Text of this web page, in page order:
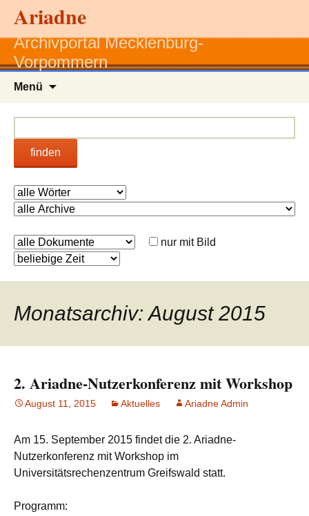
Ariadne
Archivportal Mecklenburg-
Vorpommern
Menü
finden
nur mit Bild
Monatsarchiv: August 2015
2. Ariadne-Nutzerkonferenz mit Workshop
August 11, 2015 Aktuelles Ariadne Admin
Am 15. September 2015 findet die 2. Ariadne-
Nutzerkonferenz mit Workshop im
Universitätsrechenzentrum Greifswald statt.
Programm: